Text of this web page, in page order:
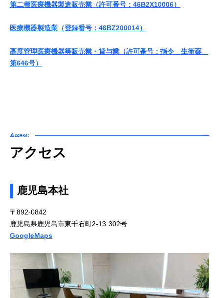
第二種医療機器製造販売業（許可番号：46B2X10006）
医療機器製造業（登録番号：46BZ200014）
高度管理医療機器等販売業・貸与業（許可番号：指令 生衛薬
第646号）
Access:
アクセス
鹿児島本社
〒892-0842
鹿児島県鹿児島市東千石町2-13 302号
GoogleMaps